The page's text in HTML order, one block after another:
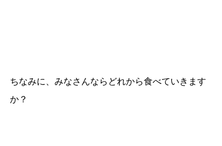
ちなみに、みなさんならどれから食べていきます
か？